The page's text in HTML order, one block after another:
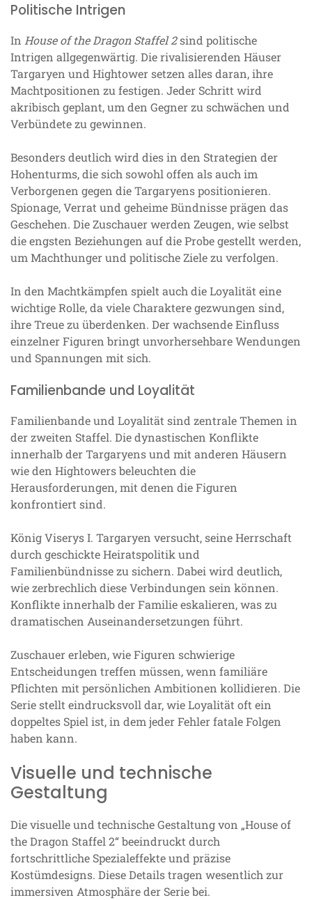
Politische Intrigen
In House of the Dragon Staffel 2sind politische
Intrigen allgegenwärtig. Die rivalisierenden Häuser
Targaryen und Hightower setzen alles daran, ihre
Machtpositionen zu festigen. Jeder Schritt wird
akribisch geplant, um den Gegner zu schwächen und
Verbündete zu gewinnen.
Besonders deutlich wird dies in den Strategien der
Hohenturms, die sich sowohl offen als auch im
Verborgenen gegen die Targaryens positionieren.
Spionage, Verrat und geheime Bündnisse prägen das
Geschehen. Die Zuschauer werden Zeugen, wie selbst
die engsten Beziehungen auf die Probe gestellt werden,
um Machthunger und politische Ziele zu verfolgen.
In den Machtkämpfen spielt auch die Loyalität eine
wichtige Rolle, da viele Charaktere gezwungen sind,
ihre Treue zu überdenken. Der wachsende Einfluss
einzelner Figuren bringt unvorhersehbare Wendungen
und Spannungen mit sich.
Familienbande und Loyalität
Familienbande und Loyalität sind zentrale Themen in
der zweiten Staffel. Die dynastischen Konflikte
innerhalb der Targaryens und mit anderen Häusern
wie den Hightowers beleuchten die
Herausforderungen, mit denen die Figuren
konfrontiert sind.
König Viserys I. Targaryen versucht, seine Herrschaft
durch geschickte Heiratspolitik und
Familienbündnisse zu sichern. Dabei wird deutlich,
wie zerbrechlich diese Verbindungen sein können.
Konflikte innerhalb der Familie eskalieren, was zu
dramatischen Auseinandersetzungen führt.
Zuschauer erleben, wie Figuren schwierige
Entscheidungen treffen müssen, wenn familiäre
Pflichten mit persönlichen Ambitionen kollidieren. Die
Serie stellt eindrucksvoll dar, wie Loyalität oft ein
doppeltes Spiel ist, in dem jeder Fehler fatale Folgen
haben kann.
Visuelle und technische
Gestaltung
Die visuelle und technische Gestaltung von „House of
the Dragon Staffel 2“ beeindruckt durch
fortschrittliche Spezialeffekte und präzise
Kostümdesigns. Diese Details tragen wesentlich zur
immersiven Atmosphäre der Serie bei.